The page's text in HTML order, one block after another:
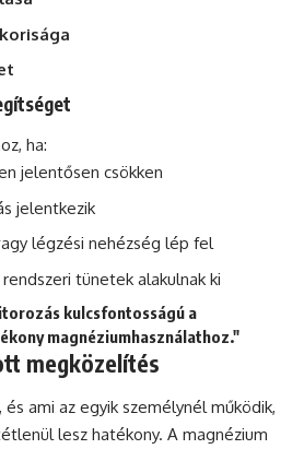
ha:
jelentősen csökken
jelentkezik
légzési nehézség lép fel
tünetek alakulnak ki
kulcsfontosságú a
magnéziumhasználathoz."
megközelítés
ami az egyik személynél működik,
lesz hatékony. A magnézium